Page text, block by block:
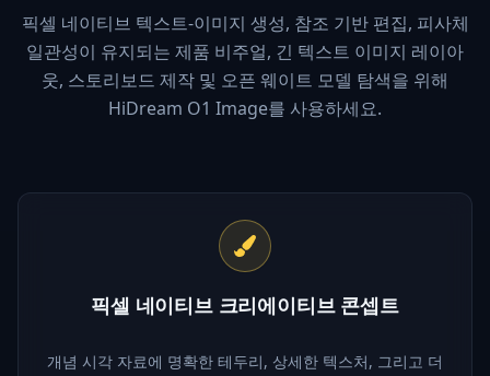
픽셀 네이티브 텍스트-이미지 생성, 참조 기반 편집, 피사체
일관성이 유지되는 제품 비주얼, 긴 텍스트 이미지 레이아
웃, 스토리보드 제작 및 오픈 웨이트 모델 탐색을 위해
HiDream O1 Image를 사용하세요.
픽셀 네이티브 크리에이티브 콘셉트
개념 시각 자료에 명확한 테두리, 상세한 텍스처, 그리고 더